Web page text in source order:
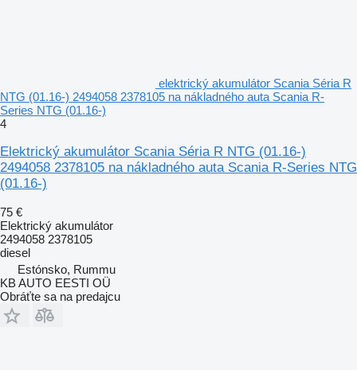
elektrický akumulátor Scania Séria R
NTG (01.16-) 2494058 2378105 na nákladného auta Scania R-
Series NTG (01.16-)
4
Elektrický akumulátor Scania Séria R NTG (01.16-)
2494058 2378105 na nákladného auta Scania R-Series NTG
(01.16-)
75 €
Elektrický akumulátor
2494058 2378105
diesel
Estónsko, Rummu
KB AUTO EESTI OÜ
Obráťte sa na predajcu